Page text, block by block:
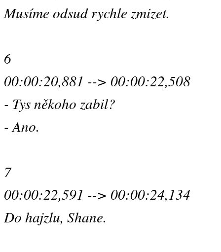
Musíme odsud rychle zmizet.
6
00:00:20,881 --> 00:00:22,508
- Tys někoho zabil?
- Ano.
7
00:00:22,591 --> 00:00:24,134
Do hajzlu, Shane.